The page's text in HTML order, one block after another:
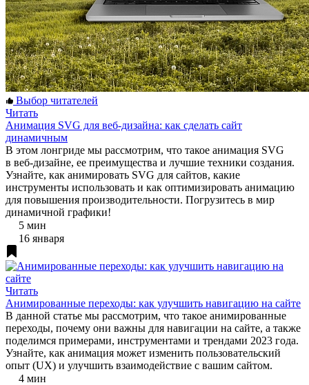
Выбор читателей
Читать
Анимация SVG для веб-дизайна: как сделать сайт
динамичным
В этом лонгриде мы рассмотрим, что такое анимация SVG
в веб-дизайне, ее преимущества и лучшие техники создания.
Узнайте, как анимировать SVG для сайтов, какие
инструменты использовать и как оптимизировать анимацию
для повышения производительности. Погрузитесь в мир
динамичной графики!
5 мин
16 января
Читать
Анимированные переходы: как улучшить навигацию на сайте
В данной статье мы рассмотрим, что такое анимированные
переходы, почему они важны для навигации на сайте, а также
поделимся примерами, инструментами и трендами 2023 года.
Узнайте, как анимация может изменить пользовательский
опыт (UX) и улучшить взаимодействие с вашим сайтом.
4 мин